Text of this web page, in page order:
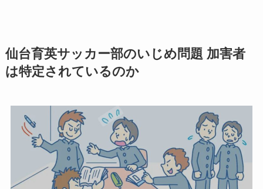
仙台育英サッカー部のいじめ問題 加害者
は特定されているのか